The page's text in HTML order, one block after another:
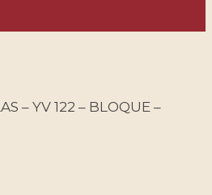
– YV 122 – BLOQUE –